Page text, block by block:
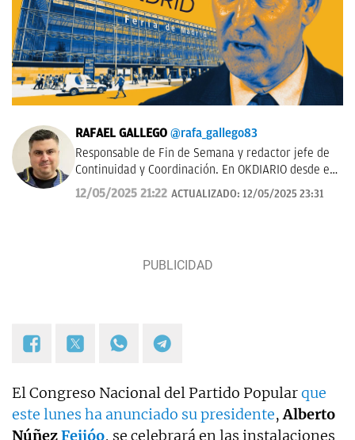
RAFAEL GALLEGO @rafa_gallego83
Responsable de Fin de Semana y redactor jefe de
Continuidad y Coordinación. En OKDIARIO desde el
inicio, portadista e impulsor de la sección
Internacional.
12/05/2025 21:22 ACTUALIZADO: 12/05/2025 23:31
El Congreso Nacional del Partido Popularque
este lunes ha anunciado su presidente,Alberto
NúñezFeijóo, se celebrará en las instalaciones